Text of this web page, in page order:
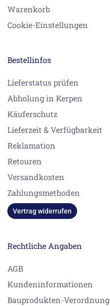
Warenkorb
Cookie-Einstellungen
Bestellinfos
Lieferstatus prüfen
Abholung in Kerpen
Käuferschutz
Lieferzeit & Verfügbarkeit
Reklamation
Retouren
Versandkosten
Zahlungsmethoden
Vertrag widerrufen
Rechtliche Angaben
AGB
Kundeninformationen
Bauprodukten-Verordnung